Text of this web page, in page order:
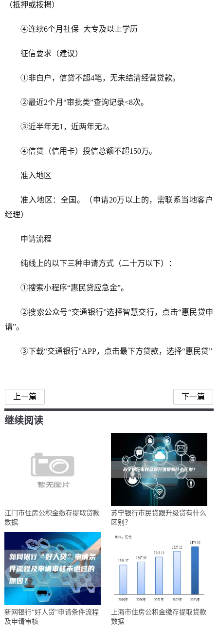
（抵押或按揭）
④连续6个月社保+大专及以上学历
征信要求（建议）
①非白户，信贷不超4笔，无未结清经营贷款。
②最近2个月“审批类”查询记录<8次。
③近半年无1，近两年无2。
④信贷（信用卡）授信总额不超150万。
准入地区
准入地区：全国。（申请20万以上的，需联系当地客户
经理）
申请流程
纯线上的以下三种申请方式（二十万以下）：
①搜索小程序“惠民贷应急金”。
②搜索公众号“交通银行”选择智慧交行，点击“惠民贷申
请”。
③下载“交通银行”APP，点击最下方贷款，选择“惠民贷”
上一篇 下一篇
继续阅读
江门市住房公积金缴存提取贷款
数据
苏宁银行市民贷跟升级贷有什么
区别？
新网银行“好人贷”申请条件流程
及申请审核
上海市住房公积金缴存提取贷款
数据